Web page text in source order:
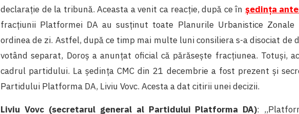
declarație de la tribună. Aceasta a venit ca reacție, după ce în ședința
fracțiunii Platformei DA au susținut toate Planurile Urbanistice Zonale
ordinea de zi. Astfel, după ce timp mai multe luni consiliera s-a disociat de
votând separat, Doroș a anunțat oficial că părăsește fracțiunea. Totuși,
cadrul partidului. La ședința CMC din 21 decembrie a fost prezent și
Partidului Platforma DA, Liviu Vovc. Acesta a dat citirii unei decizii.
Liviu Vovc (secretarul general al Partidului Platforma DA):